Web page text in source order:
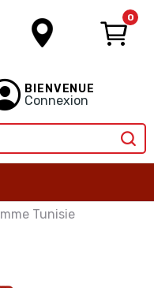
0
BIENVENUE
Connexion
Tunisie